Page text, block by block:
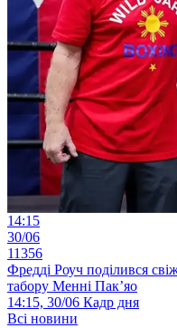
14:15
30/06
11356
Фредді Роуч поділився
табору Менні Пак’яо
14:15, 30/06 Кадр дня
Всі новини